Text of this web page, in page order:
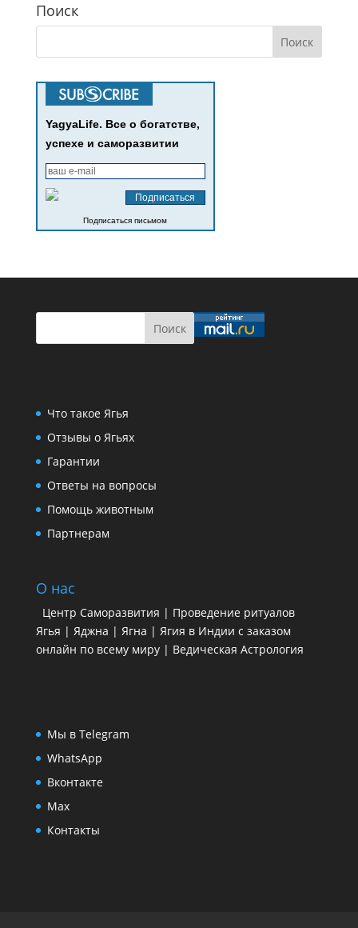
Поиск
YagyaLife. Все о богатстве,
успехе и саморазвитии
Подписаться письмом
Что такое Ягья
Отзывы о Ягьях
Гарантии
Ответы на вопросы
Помощь животным
Партнерам
О нас
Центр Саморазвития | Проведение ритуалов
Ягья | Яджна | Ягна | Ягия в Индии с заказом
онлайн по всему миру | Ведическая Астрология
Мы в Telegram
WhatsApp
Вконтакте
Max
Контакты